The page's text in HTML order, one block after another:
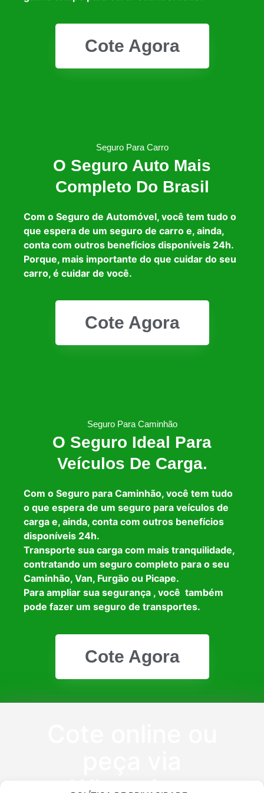
Cote Agora
Seguro Para Carro
O Seguro Auto Mais
Completo Do Brasil
Com o Seguro de Automóvel, você tem tudo o
que espera de um seguro de carro e, ainda,
conta com outros benefícios disponíveis 24h.
Porque, mais importante do que cuidar do seu
carro, é cuidar de você.
Cote Agora
Seguro Para Caminhão
O Seguro Ideal Para
Veículos De Carga.
Com o Seguro para Caminhão, você tem tudo
o que espera de um seguro para veículos de
carga e, ainda, conta com outros benefícios
disponíveis 24h.
Transporte sua carga com mais tranquilidade,
contratando um seguro completo para o seu
Caminhão, Van, Furgão ou Picape.
Para ampliar sua segurança , você também
pode fazer um seguro de transportes.
Cote Agora